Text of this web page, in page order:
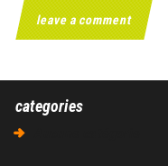
categories